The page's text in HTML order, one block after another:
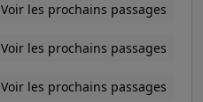
Voir les prochains passages
Voir les prochains passages
Voir les prochains passages